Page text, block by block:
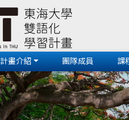
計畫介紹 團隊成員 課